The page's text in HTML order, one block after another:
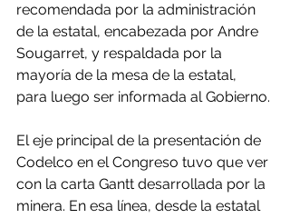
recomendada por la administración
de la estatal, encabezada por Andre
Sougarret, y respaldada por la
mayoría de la mesa de la estatal,
para luego ser informada al Gobierno.
El eje principal de la presentación de
Codelco en el Congreso tuvo que ver
con la carta Gantt desarrollada por la
minera. En esa línea, desde la estatal